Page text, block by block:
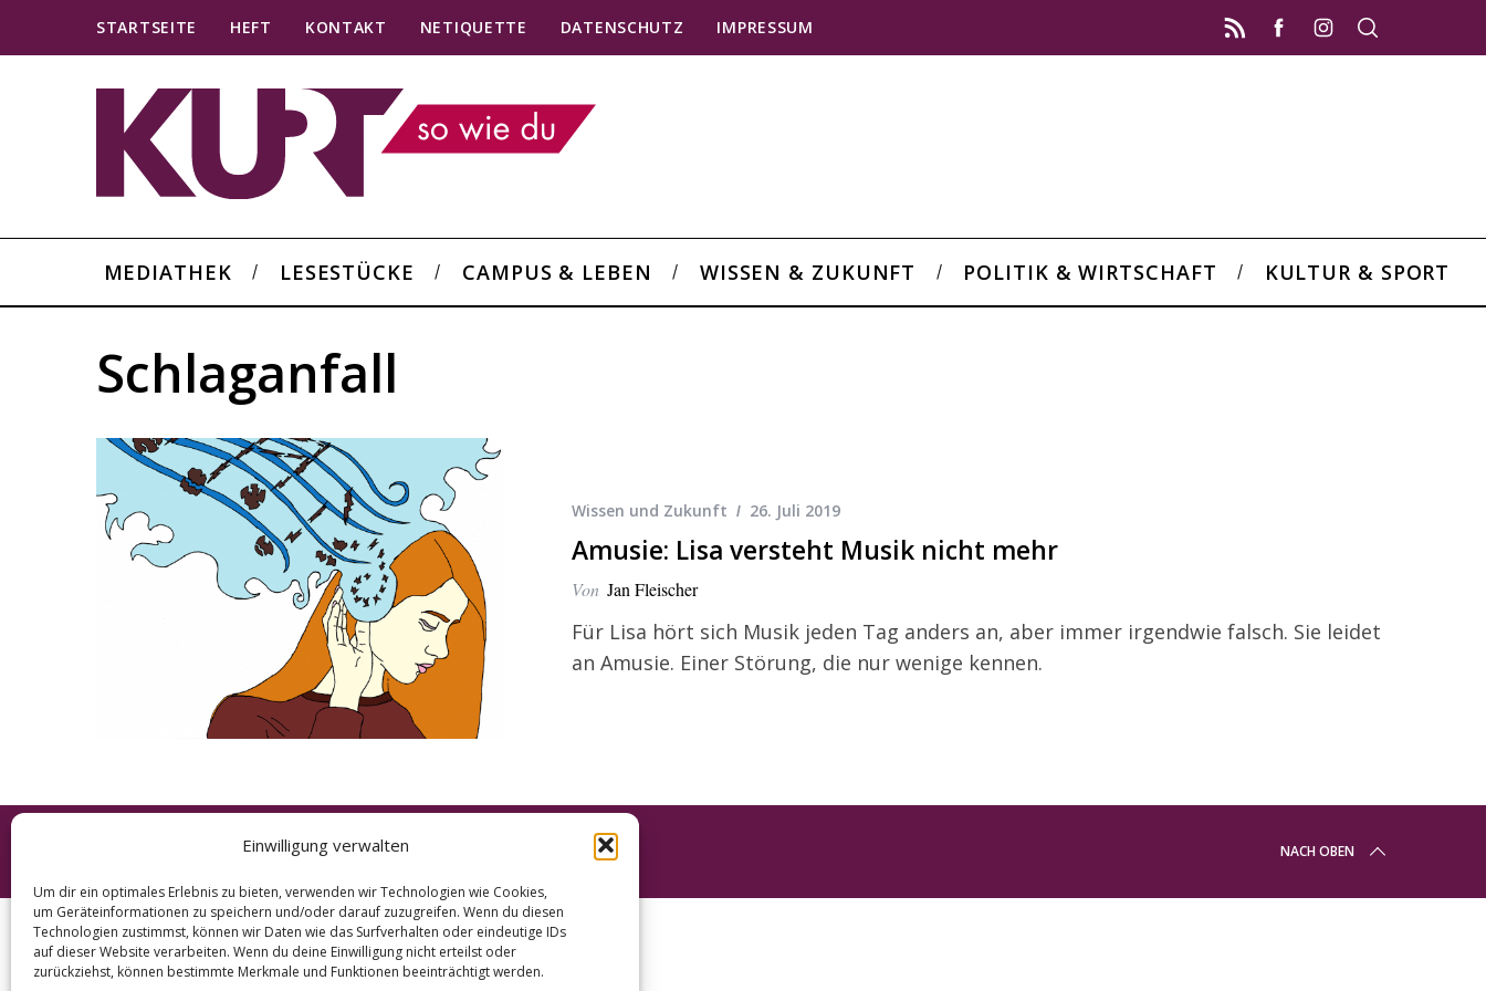
Einwilligung verwalten
Um dir ein optimales Erlebnis zu bieten, verwenden wir Technologien wie Cookies,
um Geräteinformationen zu speichern und/oder darauf zuzugreifen. Wenn du diesen
Technologien zustimmst, können wir Daten wie das Surfverhalten oder eindeutige IDs
auf dieser Website verarbeiten. Wenn du deine Einwilligung nicht erteilst oder
zurückziehst, können bestimmte Merkmale und Funktionen beeinträchtigt werden.
STARTSEITE HEFT KONTAKT NETIQUETTE DATENSCHUTZ IMPRESSUM
MEDIATHEK LESESTÜCKE CAMPUS & LEBEN WISSEN & ZUKUNFT POLITIK & WIRTSCHAFT KULTUR & SPORT
Schlaganfall
Wissen und Zukunft 26. Juli 2019
Amusie: Lisa versteht Musik nicht mehr
Von Jan Fleischer
Für Lisa hört sich Musik jeden Tag anders an, aber immer irgendwie falsch. Sie leidet
an Amusie. Einer Störung, die nur wenige kennen.
NACH OBEN
e